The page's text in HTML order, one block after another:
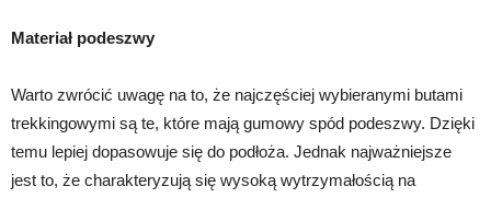
Materiał podeszwy
Warto zwrócić uwagę na to, że najczęściej wybieranymi butami
trekkingowymi są te, które mają gumowy spód podeszwy. Dzięki
temu lepiej dopasowuje się do podłoża. Jednak najważniejsze
jest to, że charakteryzują się wysoką wytrzymałością na